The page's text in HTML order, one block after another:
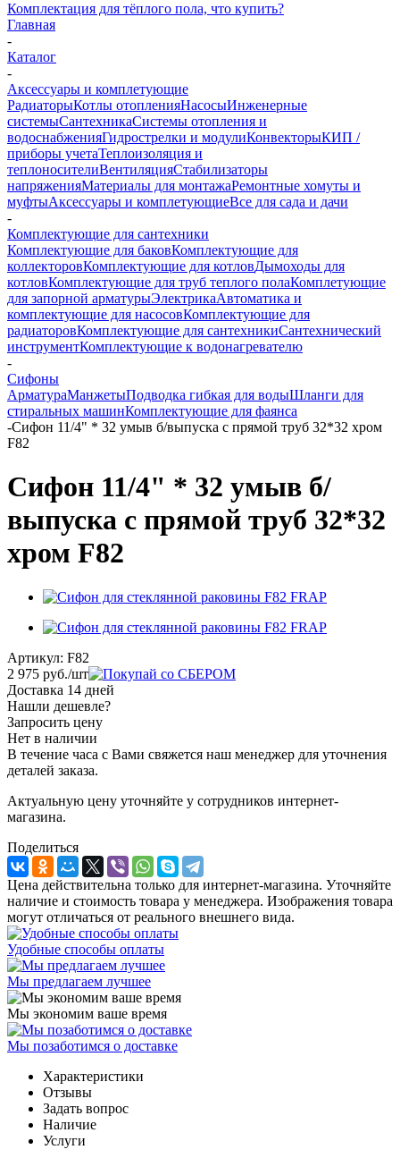
Комплектация для тёплого пола, что купить?
Главная
-
Каталог
-
Аксессуары и комплетующие
РадиаторыКотлы отопленияНасосыИнженерные
системыСантехникаСистемы отопления и
водоснабженияГидрострелки и модулиКонвекторыКИП /
приборы учетаТеплоизоляция и
теплоносителиВентиляцияСтабилизаторы
напряженияМатериалы для монтажаРемонтные хомуты и
муфтыАксессуары и комплетующиеВсе для сада и дачи
-
Комплектующие для сантехники
Комплектующие для баковКомплектующие для
коллекторовКомплектующие для котловДымоходы для
котловКомплектующие для труб теплого полаКомплетующие
для запорной арматурыЭлектрикаАвтоматика и
комплектующие для насосовКомплектующие для
радиаторовКомплектующие для сантехникиСантехнический
инструментКомплектующие к водонагревателю
-
Сифоны
АрматураМанжетыПодводка гибкая для водыШланги для
стиральных машинКомплектующие для фаянса
-Сифон 11/4" * 32 умыв б/выпуска с прямой труб 32*32 хром
F82
Сифон 11/4" * 32 умыв б/
выпуска с прямой труб 32*32
хром F82
Артикул: F82
2 975 руб./шт
Доставка 14 дней
Нашли дешевле?
Запросить цену
Нет в наличии
В течение часа с Вами свяжется наш менеджер для уточнения
деталей заказа.
Актуальную цену уточняйте у сотрудников интернет-
магазина.
Поделиться
Цена действительна только для интернет-магазина. Уточняйте
наличие и стоимость товара у менеджера. Изображения товара
могут отличаться от реального внешнего вида.
Удобные способы оплаты
Мы предлагаем лучшее
Мы экономим ваше время
Мы позаботимся о доставке
Характеристики
Отзывы
Задать вопрос
Наличие
Услуги